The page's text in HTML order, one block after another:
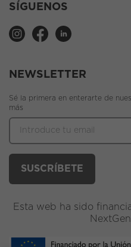
SÍGUENOS
NEWSLETTER
Sé la primera en enterarte de
más
Esta web ha sido